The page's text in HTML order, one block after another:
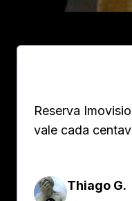
Reserva
vale cada
Thiago G.